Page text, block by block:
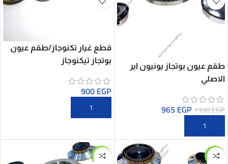
طقم عيون بوتجاز يونيون اير
الاصلي
1100EGP
965 EGP
قطع غيار تكنوجاز/طقم عيون
بوتجاز تيكنوجاز
900EGP
-13%
-3%